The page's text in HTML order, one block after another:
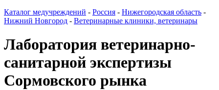
Каталог медучреждений - Россия - Нижегородская область -
Нижний Новгород - Ветеринарные клиники, ветеринары
Лаборатория ветеринарно-
санитарной экспертизы
Сормовского рынка